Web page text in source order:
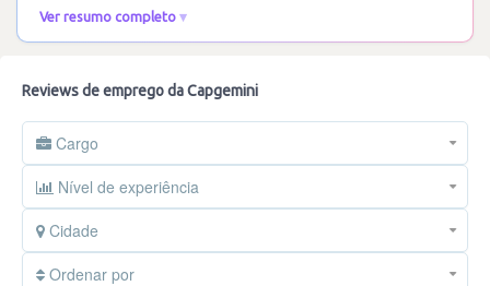
Ver resumo completo
Reviews de emprego da Capgemini
Cargo
Nível de experiência
Cidade
Ordenar por